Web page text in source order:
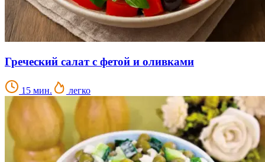
Греческий салат с фетой и оливками
15 мин. легко